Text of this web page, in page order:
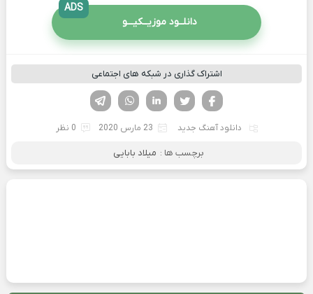
دانلــود موزیــکیـــو
ADS
اشتراک گذاری در شبکه های اجتماعی
لینکدین تویتر
فیسوک
دانلود آهنگ جدید 23 مارس 2020 0 نظر
برچسب ها : میلاد بابایی